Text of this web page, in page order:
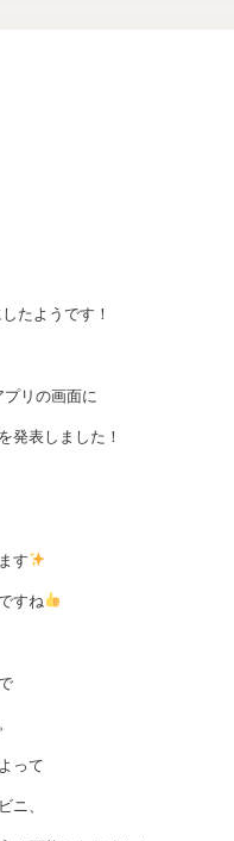
たようです！
リの画面に
発表しました！
す
すね
って
ニ、